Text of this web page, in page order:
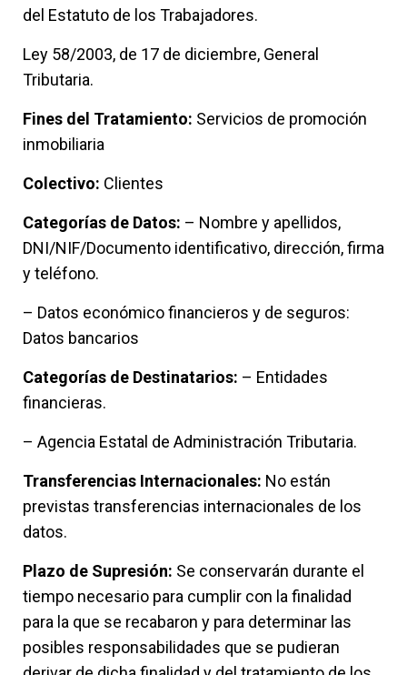
del Estatuto de los Trabajadores.
Ley 58/2003, de 17 de diciembre, General
Tributaria.
Fines del Tratamiento: Servicios de promoción
inmobiliaria
Colectivo: Clientes
Categorías de Datos: – Nombre y apellidos,
DNI/NIF/Documento identificativo, dirección, firma
y teléfono.
– Datos económico financieros y de seguros:
Datos bancarios
Categorías de Destinatarios: – Entidades
financieras.
– Agencia Estatal de Administración Tributaria.
Transferencias Internacionales: No están
previstas transferencias internacionales de los
datos.
Plazo de Supresión: Se conservarán durante el
tiempo necesario para cumplir con la finalidad
para la que se recabaron y para determinar las
posibles responsabilidades que se pudieran